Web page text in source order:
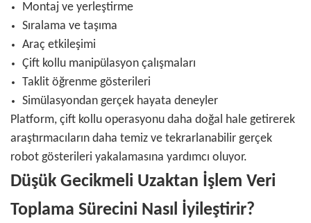
Montaj ve yerleştirme
Sıralama ve taşıma
Araç etkileşimi
Çift kollu manipülasyon çalışmaları
Taklit öğrenme gösterileri
Simülasyondan gerçek hayata deneyler
Platform, çift kollu operasyonu daha doğal hale getirerek
araştırmacıların daha temiz ve tekrarlanabilir gerçek
robot gösterileri yakalamasına yardımcı oluyor.
Düşük Gecikmeli Uzaktan İşlem Veri
Toplama Sürecini Nasıl İyileştirir?